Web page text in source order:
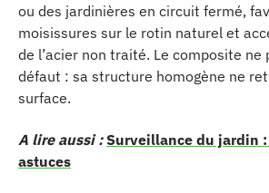
ou des jardinières en circuit fermé,
moisissures sur le rotin naturel et
de l’acier non traité. Le composite ne
défaut : sa structure homogène ne
surface.
A lire aussi : Surveillance du jardin
astuces